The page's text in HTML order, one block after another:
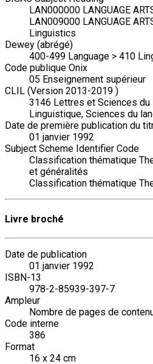
LAN000000 LANGUAGE
LAN009000 LANGUAGE
Linguistics
Dewey (abrégé)
400-499 Language > 410
Code publique Onix
05 Enseignement supérieur
CLIL (Version 2013-2019 )
3146 Lettres et Sciences du
Linguistique, Sciences du
Date de première publication du
01 janvier 1992
Subject Scheme Identifier Code
Classification thématique
et généralités
Classification thématique
Livre broché
Date de publication
01 janvier 1992
ISBN-13
978-2-85939-397-7
Ampleur
Nombre de pages de
Code interne
386
Format
16 x 24 cm